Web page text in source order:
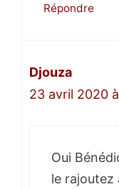
Répondre
Djouza
23 avril 2020 à
Oui
le rajoutez